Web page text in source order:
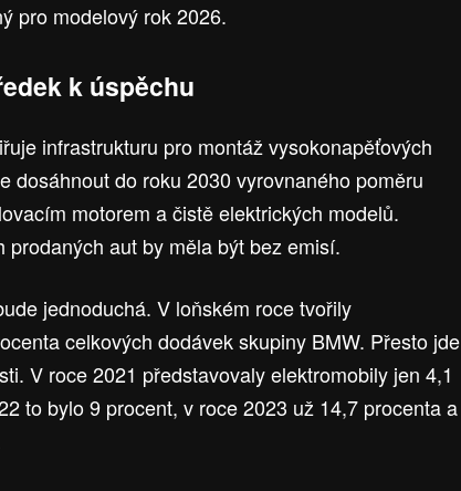
pro modelový rok 2026.
k úspěchu
infrastrukturu pro montáž vysokonapěťových
dosáhnout do roku 2030 vyrovnaného poměru
motorem a čistě elektrických modelů.
prodaných aut by měla být bez emisí.
jednoduchá. V loňském roce tvořily
celkových dodávek skupiny BMW. Přesto jde
V roce 2021 představovaly elektromobily jen 4,1
to bylo 9 procent, v roce 2023 už 14,7 procenta a